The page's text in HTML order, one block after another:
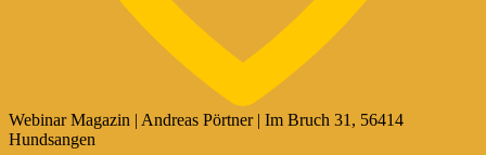
Webinar Magazin | Andreas Pörtner | Im Bruch 31, 56414
Hundsangen